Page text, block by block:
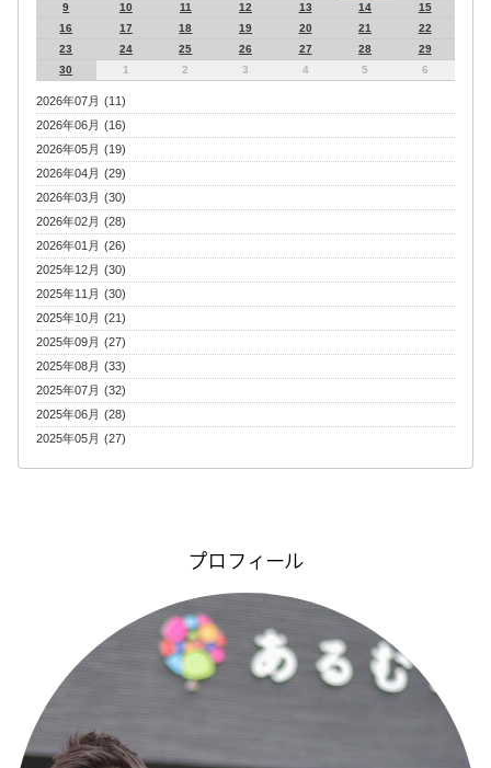
9
10 11 12 13 14
15
16
17 18 19 20 21
22
23
24 25 26 27 28
29
30
1 2 3 4 5 6
2026年07月 (11)
2026年06月 (16)
2026年05月 (19)
2026年04月 (29)
2026年03月 (30)
2026年02月 (28)
2026年01月 (26)
2025年12月 (30)
2025年11月 (30)
2025年10月 (21)
2025年09月 (27)
2025年08月 (33)
2025年07月 (32)
2025年06月 (28)
2025年05月 (27)
プロフィール